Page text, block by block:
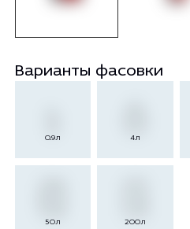
Варианты фасовки
0.9л 4л
50л 200л